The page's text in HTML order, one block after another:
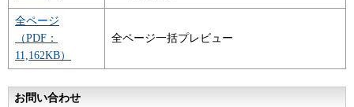
全ページ
（PDF：
11,162KB）
全ページ一括プレビュー
お問い合わせ